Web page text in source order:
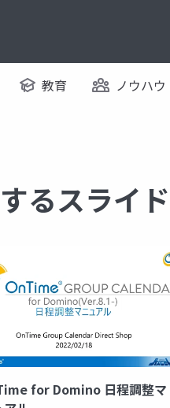
教育 ノウハウ
るスライド
for Domino 日程調整マ